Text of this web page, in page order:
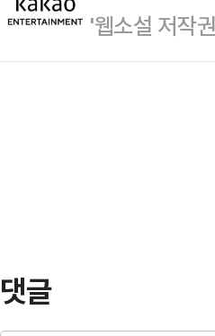
나오지 않았
쟁사 하이브
의 자본시장
연다.김 센터
'웹소설 저작
과한 과징금
댓글